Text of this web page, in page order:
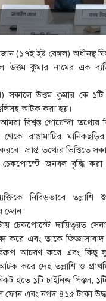
(১৭ই ইষ্ট বেঙ্গল) অধীনস্থ
উত্তম কুমার নামের এক
সকালে উত্তম কুমার কে ১টি
আটক করা হয়।
বিশ্বস্ত গোয়েন্দা তথ্যের
রাঙামাটির
প্রাপ্ত তথ্যের ভিত্তিতে
চেকপোস্টে জনবল বৃদ্ধি
নিবিড়ভাবে তল্লাশি
জোন।
চেকপোস্টে দায়িত্বরত সেনা
করে এবং তাকে
আচরণ করে এবং কিছু
করে দেহ তল্লাশি ও
হতে ১টি চাইনিজ পিস্তল,
ফোন এবং নগদ ৪১৫ টাকা